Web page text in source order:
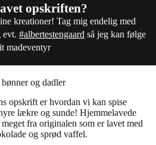
opskriften?
kreationer! Tag mig endelig med
evt. #albertestengaard så jeg kan følge
madeventyr
og dadler
opskrift er hvordan vi kan spise
lækre og sunde! Hjemmelavede
fra originalen som er lavet med
og sprød vaffel.